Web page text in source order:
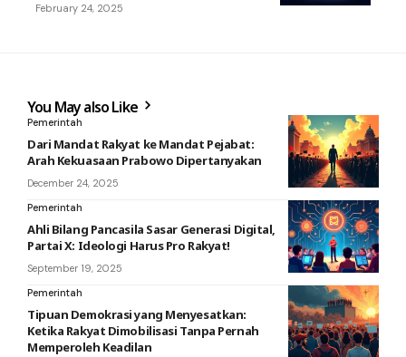
February 24, 2025
You May also Like
Pemerintah
Dari Mandat Rakyat ke Mandat Pejabat:
Arah Kekuasaan Prabowo Dipertanyakan
December 24, 2025
Pemerintah
Ahli Bilang Pancasila Sasar Generasi Digital,
Partai X: Ideologi Harus Pro Rakyat!
September 19, 2025
Pemerintah
Tipuan Demokrasi yang Menyesatkan:
Ketika Rakyat Dimobilisasi Tanpa Pernah
Memperoleh Keadilan